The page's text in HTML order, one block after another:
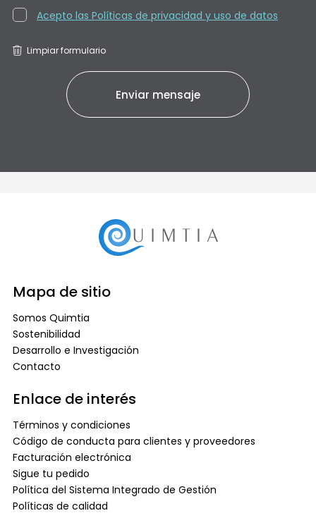
Acepto las Políticas de privacidad y uso de datos
Limpiar formulario
Mapa de sitio
Somos Quimtia
Sostenibilidad
Desarrollo e Investigación
Contacto
Enlace de interés
Términos y condiciones
Código de conducta para clientes y proveedores
Facturación electrónica
Sigue tu pedido
Política del Sistema Integrado de Gestión
Políticas de calidad